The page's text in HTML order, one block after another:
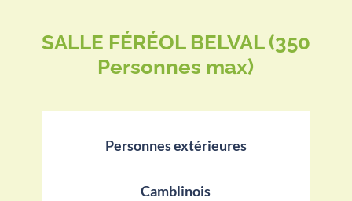
SALLE FÉRÉOL BELVAL (350
Personnes max)
Personnes extérieures
Camblinois